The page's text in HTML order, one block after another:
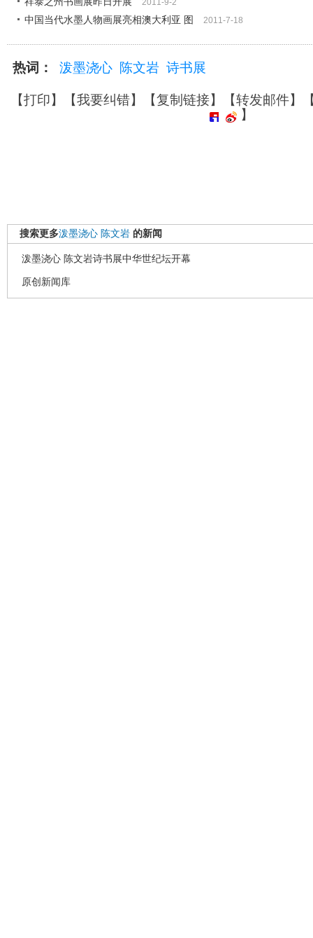
2011-9-2
中国当代水墨人物画展亮相澳大利亚 图 2011-7-18
热词： 泼墨浇心 陈文岩 诗书展
【打印】【我要纠错】【复制链接】【转发邮件】
】
搜索更多泼墨浇心 陈文岩 的新闻
泼墨浇心 陈文岩诗书展中华世纪坛开幕
原创新闻库